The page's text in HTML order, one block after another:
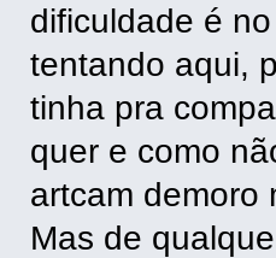
dificuldade é
tentando aqui,
tinha pra
quer e como
artcam demoro
Mas de